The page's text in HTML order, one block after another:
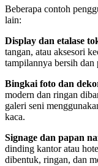
Beberapa contoh
lain:
Display dan etalase
tangan, atau aksesori
tampilannya bersih
Bingkai foto dan
modern dan ringan
galeri seni
kaca.
Signage dan papan
dinding kantor atau
dibentuk, ringan, dan